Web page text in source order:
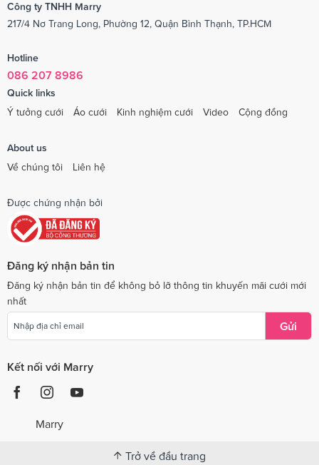
Công ty TNHH Marry
217/4 Nơ Trang Long, Phường 12, Quận Bình Thạnh, TP.HCM
Hotline
086 207 8986
Quick links
Ý tưởng cưới
Áo cưới Kinh nghiệm cưới Video Cộng đồng
About us
Về chúng tôi
Liên hệ
Được chứng nhận bởi
Đăng ký nhận bản tin
Đăng ký nhận bản tin để không bỏ lỡ thông tin khuyến mãi cưới mới
nhất
Gửi
Kết nối với Marry
Marry
Trở về đầu trang